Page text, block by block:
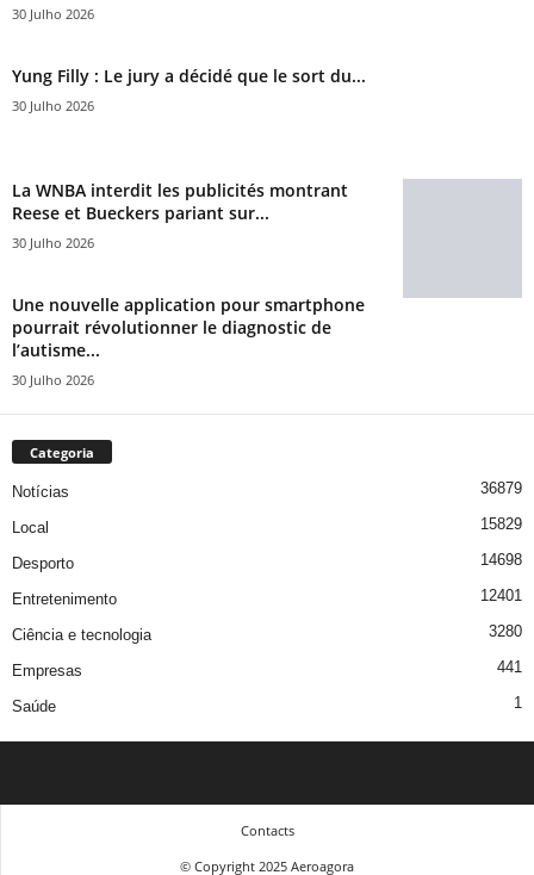
30 Julho 2026
Yung Filly : Le jury a décidé que le sort du...
30 Julho 2026
La WNBA interdit les publicités montrant
Reese et Bueckers pariant sur...
30 Julho 2026
Une nouvelle application pour smartphone
pourrait révolutionner le diagnostic de
l’autisme...
30 Julho 2026
Categoria
Notícias 36879
Local 15829
Desporto 14698
Entretenimento 12401
Ciência e tecnologia 3280
Empresas 441
Saúde 1
Contacts
© Copyright 2025 Aeroagora